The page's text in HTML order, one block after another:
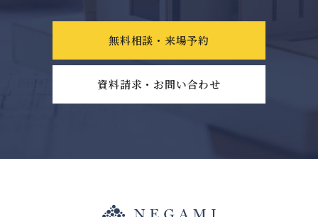
無料相談・来場予約
資料請求・お問い合わせ